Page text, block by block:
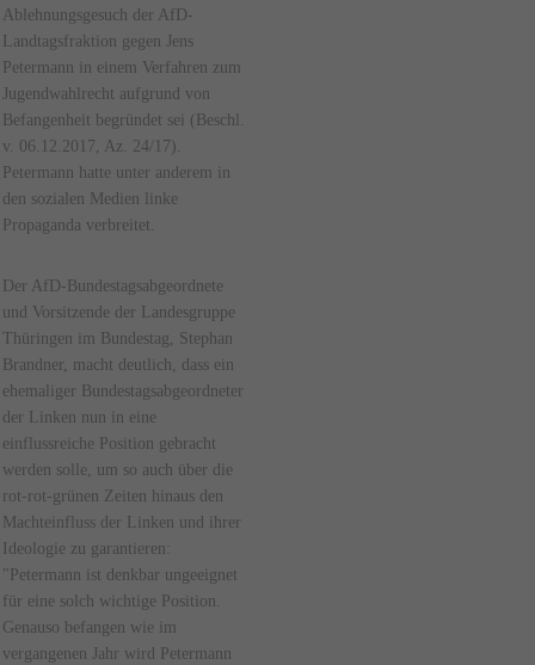
Ablehnungsgesuch der AfD-
Landtagsfraktion gegen Jens
Petermann in einem Verfahren zum
Jugendwahlrecht aufgrund von
Befangenheit begründet sei (Beschl.
v. 06.12.2017, Az. 24/17).
Petermann hatte unter anderem in
den sozialen Medien linke
Propaganda verbreitet.
Der AfD-Bundestagsabgeordnete
und Vorsitzende der Landesgruppe
Thüringen im Bundestag, Stephan
Brandner, macht deutlich, dass ein
ehemaliger Bundestagsabgeordneter
der Linken nun in eine
einflussreiche Position gebracht
werden solle, um so auch über die
rot-rot-grünen Zeiten hinaus den
Machteinfluss der Linken und ihrer
Ideologie zu garantieren:
"Petermann ist denkbar ungeeignet
für eine solch wichtige Position.
Genauso befangen wie im
vergangenen Jahr wird Petermann